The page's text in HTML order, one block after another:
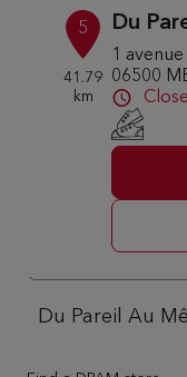
5
41.79
km
Du
1
06500
Du Pareil Au